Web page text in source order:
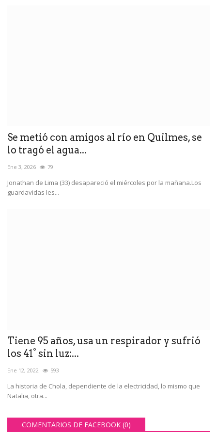
Se metió con amigos al río en Quilmes, se
lo tragó el agua...
Ene 3, 2026 79
Jonathan de Lima (33) desapareció el miércoles por la mañana.Los
guardavidas les...
Tiene 95 años, usa un respirador y sufrió
los 41° sin luz:...
Ene 12, 2022 593
La historia de Chola, dependiente de la electricidad, lo mismo que
Natalia, otra...
COMENTARIOS DE FACEBOOK (0)